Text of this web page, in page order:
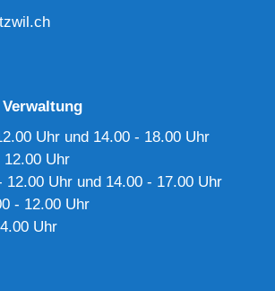
tzw l ch
Uhr und 14.00 - 18.00 Uhr
12.00 Uhr
12.00 Uhr und 14.00 - 17.00 Uhr
- 12.00 Uhr
Uhr